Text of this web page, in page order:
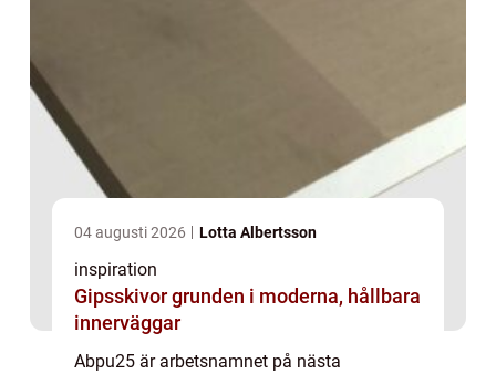
04 augusti 2026 Lotta Albertsson
inspiration
Gipsskivor grunden i moderna, hållbara
innerväggar
Abpu25 är arbetsnamnet på nästa